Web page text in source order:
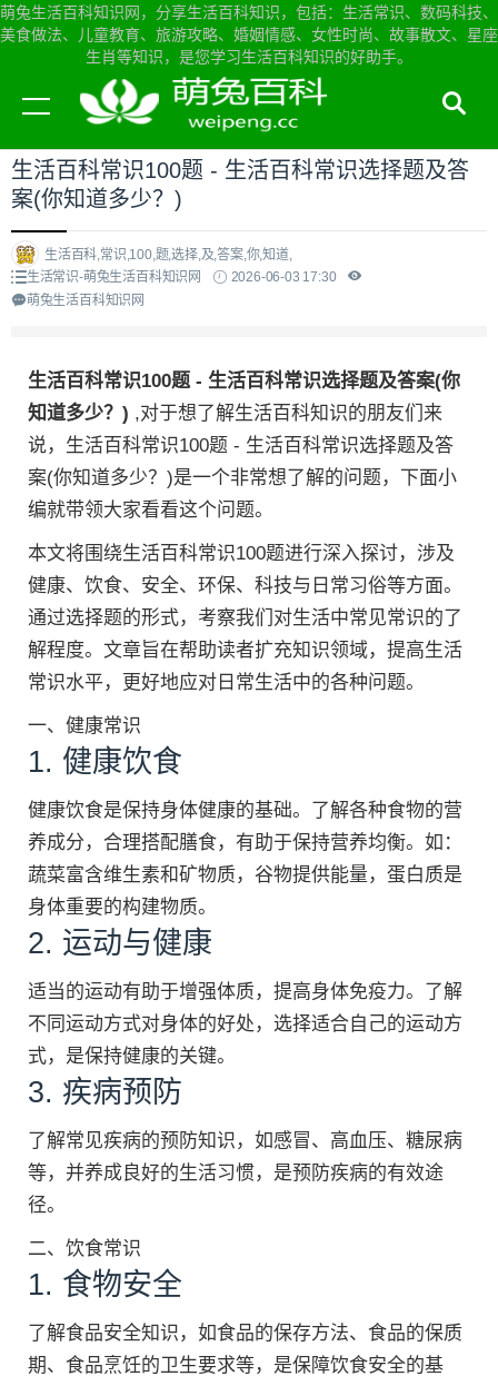
萌兔生活百科知识网，分享生活百科知识，包括：生活常识、数码科技、
美食做法、儿童教育、旅游攻略、婚姻情感、女性时尚、故事散文、星座
生肖等知识，是您学习生活百科知识的好助手。
当前位置： 萌兔生活百科知识网首页>生活常识
生活百科常识100题 - 生活百科常识选择题及答
案(你知道多少？)
生活百科,常识,100,题,选择,及,答案,你,知道,
生活常识-萌兔生活百科知识网
2026-06-03 17:30
萌兔生活百科知识网
生活百科常识100题 - 生活百科常识选择题及答案(你
知道多少？) ,对于想了解生活百科知识的朋友们来
说，生活百科常识100题 - 生活百科常识选择题及答
案(你知道多少？)是一个非常想了解的问题，下面小
编就带领大家看看这个问题。
本文将围绕生活百科常识100题进行深入探讨，涉及
健康、饮食、安全、环保、科技与日常习俗等方面。
通过选择题的形式，考察我们对生活中常见常识的了
解程度。文章旨在帮助读者扩充知识领域，提高生活
常识水平，更好地应对日常生活中的各种问题。
一、健康常识
1. 健康饮食
健康饮食是保持身体健康的基础。了解各种食物的营
养成分，合理搭配膳食，有助于保持营养均衡。如：
蔬菜富含维生素和矿物质，谷物提供能量，蛋白质是
身体重要的构建物质。
2. 运动与健康
适当的运动有助于增强体质，提高身体免疫力。了解
不同运动方式对身体的好处，选择适合自己的运动方
式，是保持健康的关键。
3. 疾病预防
了解常见疾病的预防知识，如感冒、高血压、糖尿病
等，并养成良好的生活习惯，是预防疾病的有效途
径。
二、饮食常识
1. 食物安全
了解食品安全知识，如食品的保存方法、食品的保质
期、食品烹饪的卫生要求等，是保障饮食安全的基